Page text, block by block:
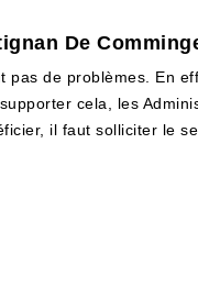
De
de problèmes. En
cela, les
il faut solliciter le